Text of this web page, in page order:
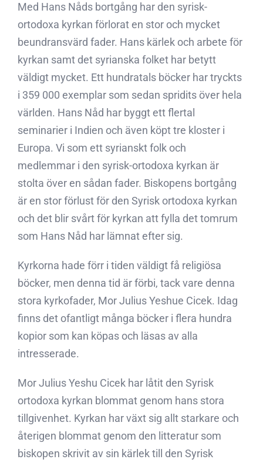
Med Hans Nåds bortgång har den syrisk-
ortodoxa kyrkan förlorat en stor och mycket
beundransvärd fader. Hans kärlek och arbete för
kyrkan samt det syrianska folket har betytt
väldigt mycket. Ett hundratals böcker har tryckts
i 359 000 exemplar som sedan spridits över hela
världen. Hans Nåd har byggt ett flertal
seminarier i Indien och även köpt tre kloster i
Europa. Vi som ett syrianskt folk och
medlemmar i den syrisk-ortodoxa kyrkan är
stolta över en sådan fader. Biskopens bortgång
är en stor förlust för den Syrisk ortodoxa kyrkan
och det blir svårt för kyrkan att fylla det tomrum
som Hans Nåd har lämnat efter sig.
Kyrkorna hade förr i tiden väldigt få religiösa
böcker, men denna tid är förbi, tack vare denna
stora kyrkofader, Mor Julius Yeshue Cicek. Idag
finns det ofantligt många böcker i flera hundra
kopior som kan köpas och läsas av alla
intresserade.
Mor Julius Yeshu Cicek har låtit den Syrisk
ortodoxa kyrkan blommat genom hans stora
tillgivenhet. Kyrkan har växt sig allt starkare och
återigen blommat genom den litteratur som
biskopen skrivit av sin kärlek till den Syrisk